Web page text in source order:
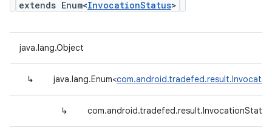
extends Enum<InvocationStatus>
java.lang.Object
↳ java.lang.Enum<
↳ com.android.tradefed.result.InvocationStatus